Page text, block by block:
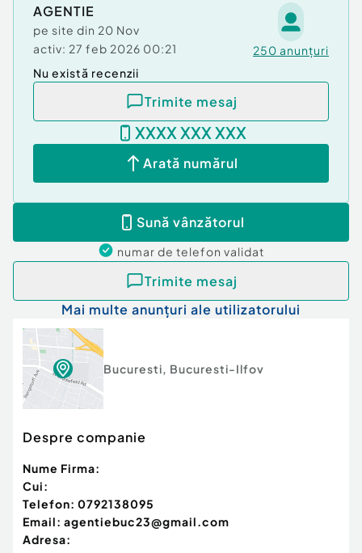
AGENTIE
pe site din 20 Nov
activ: 27 feb 2026 00:21 250 anunțuri
Nu există recenzii
Trimite mesaj
XXXX XXX XXX
Arată numărul
Sună vânzătorul
numar de telefon validat
Trimite mesaj
Mai multe anunțuri ale utilizatorului
Bucuresti, Bucuresti-Ilfov
Despre companie
Nume Firma:
Cui:
Telefon: 0792138095
Email: agentiebuc23@gmail.com
Adresa: